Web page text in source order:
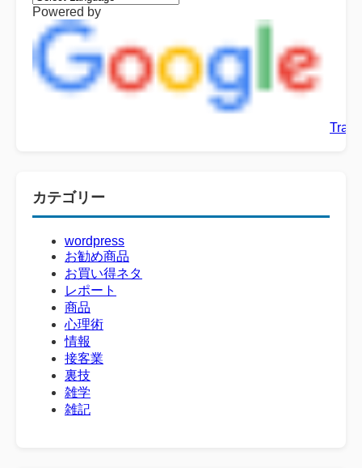
Powered by
カテゴリー
wordpress
お勧め商品
お買い得ネタ
レポート
商品
心理術
情報
接客業
裏技
雑学
雑記